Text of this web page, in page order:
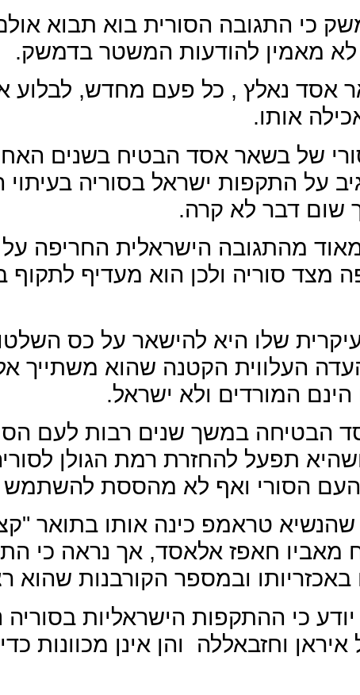
כי התגובה הסורית בוא תבוא
לא מאמין להודעות המשטר בדמשק.
אסד נאלץ , כל פעם מחדש, לבלוע
אותו.
של בשאר אסד הבטיח בשנים
על התקפות ישראל בסוריה
שום דבר לא קרה.
מהתגובה הישראלית החריפה
מצד סוריה ולכן הוא מעדיף לתקוף
שלו היא להישאר על כס
העלווית הקטנה שהוא משתייך
הינם המורדים ולא ישראל.
הבטיחה במשך שנים רבות לעם
תפעל להחזרת רמת הגולן
העם הסורי ואף לא מהססת להשתמש
טראמפ כינה אותו בתואר
מאביו חאפז אלאסד, אך נראה כי
באכזריותו ובמספר הקורבנות שהוא
כי ההתקפות הישראליות בסוריה
וחזבאללה
והן אינן מכוונות